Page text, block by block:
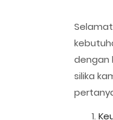
dengan
silika